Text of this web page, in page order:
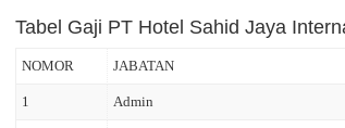
Tabel Gaji PT Hotel Sahid Jaya
NOMOR JABATAN
1 Admin